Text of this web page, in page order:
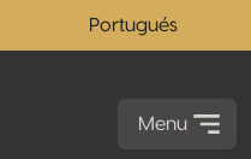
Portugués
Menu